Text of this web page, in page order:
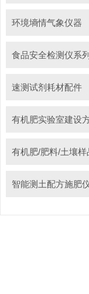
环境墒情气象仪器
食品安全检测仪系列
速测试剂耗材配件
有机肥实验室建设
有机肥/肥料/土壤样
智能测土配方施肥